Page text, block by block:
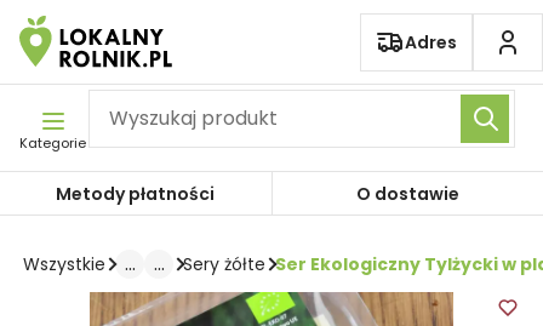
Pomiń nawigację
Adres
Kategorie
Metody płatności O dostawie
Wszystkie ... ... Sery żółte Ser Ekologiczny Tylżycki w